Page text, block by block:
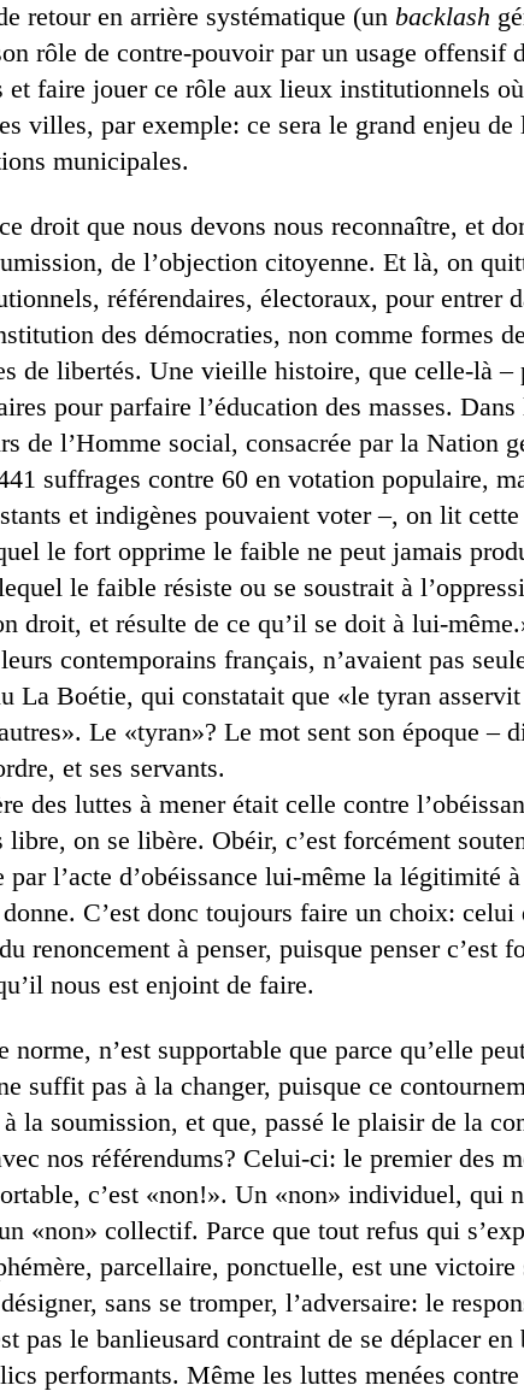
retour en arrière systématique (un backlash
rôle de contre-pouvoir par un usage offensif
et faire jouer ce rôle aux lieux institutionnels
villes, par exemple: ce sera le grand enjeu de
municipales.
droit que nous devons nous reconnaître, et
de l’objection citoyenne. Et là, on
référendaires, électoraux, pour entrer
des démocraties, non comme formes
de libertés. Une vieille histoire, que celle-là –
pour parfaire l’éducation des masses.
de l’Homme social, consacrée par la Nation
suffrages contre 60 en votation populaire,
et indigènes pouvaient voter –, on lit
le fort opprime le faible ne peut jamais
le faible résiste ou se soustrait à
droit, et résulte de ce qu’il se doit à lui-
contemporains français, n’avaient pas
La Boétie, qui constatait que «le tyran
Le «tyran»? Le mot sent son époque –
et ses servants.
des luttes à mener était celle contre
libre, on se libère. Obéir, c’est forcément
par l’acte d’obéissance lui-même la légitimité
C’est donc toujours faire un choix: celui
renoncement à penser, puisque penser c’est
nous est enjoint de faire.
norme, n’est supportable que parce qu’elle
suffit pas à la changer, puisque ce
la soumission, et que, passé le plaisir de la
nos référendums? Celui-ci: le premier des
c’est «non!». Un «non» individuel, qui
«non» collectif. Parce que tout refus qui
parcellaire, ponctuelle, est une
sans se tromper, l’adversaire: le
pas le banlieusard contraint de se déplacer en
performants. Même les luttes menées